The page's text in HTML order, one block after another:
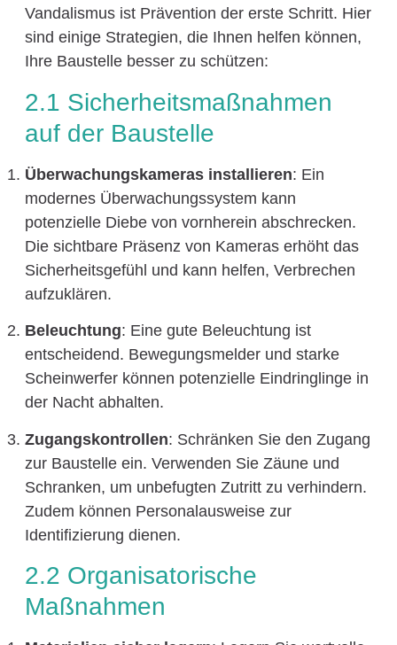
Vandalismus ist Prävention der erste Schritt. Hier
sind einige Strategien, die Ihnen helfen können,
Ihre Baustelle besser zu schützen:
2.1 Sicherheitsmaßnahmen
auf der Baustelle
Überwachungskameras installieren: Ein
modernes Überwachungssystem kann
potenzielle Diebe von vornherein abschrecken.
Die sichtbare Präsenz von Kameras erhöht das
Sicherheitsgefühl und kann helfen, Verbrechen
aufzuklären.
Beleuchtung: Eine gute Beleuchtung ist
entscheidend. Bewegungsmelder und starke
Scheinwerfer können potenzielle Eindringlinge in
der Nacht abhalten.
Zugangskontrollen: Schränken Sie den Zugang
zur Baustelle ein. Verwenden Sie Zäune und
Schranken, um unbefugten Zutritt zu verhindern.
Zudem können Personalausweise zur
Identifizierung dienen.
2.2 Organisatorische
Maßnahmen